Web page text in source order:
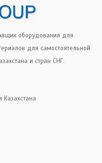
оборудования для
для самостоятельной
и стран СНГ.
Казахстана